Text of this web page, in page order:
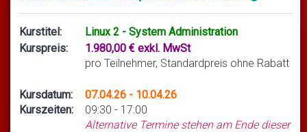
Kurstitel:
Linux 2 - System Administration
Kurspreis:
1.980,00 € exkl. MwSt
pro Teilnehmer, Standardpreis ohne Rabatt
Kursdatum:
Kurszeiten:
07.04.26 - 10.04.26
09:30 - 17:00
Alternative Termine stehen am Ende dieser